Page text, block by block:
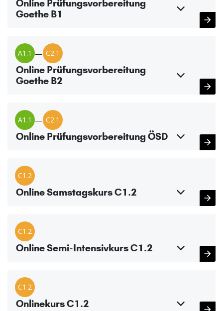
Online Prüfungsvorbereitung
Goethe B1
A1.1 — C2.1
Online Prüfungsvorbereitung
Goethe B2
A1.1 — C2.1
Online Prüfungsvorbereitung ÖSD
C1.2
Online Samstagskurs C1.2
C1.2
Online Semi-Intensivkurs C1.2
C1.2
Onlinekurs C1.2